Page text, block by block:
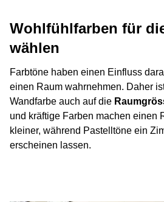
Wohlfühlfarben für
wählen
Farbtöne haben einen Einfluss
einen Raum wahrnehmen. Daher
Wandfarbe auch auf die
und kräftige Farben machen einen
kleiner, während Pastelltöne ein
erscheinen lassen.